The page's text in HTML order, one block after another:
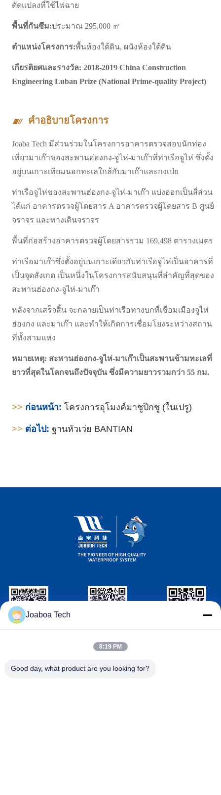
ดัดแปลงที่ใช้ไฟฉาย
พื้นที่กันซึม:ประมาณ 295,000 ㎡
ตำแหน่งโครงการ:พื้นห้องใต้ดิน, ผนังห้องใต้ดิน
เกียรติยศและรางวัล: 2018-2019 China Construction
Engineering Luban Prize (National Prime-quality Project)
คำอธิบายโครงการ
Joaba Tech มีส่วนร่วมในโครงการอาคารตรวจสอบนักท่อง
เที่ยวมาเก๊าของสะพานฮ่องกง-จูไห่-มาเก๊าที่ท่าเรือจูไห่ ซึ่งตั้ง
อยู่บนเกาะเทียมนอกทะเลใกล้กับมาเก๊าและกงเป่ย
ท่าเรือจูไห่ของสะพานฮ่องกง-จูไห่-มาเก๊า แบ่งออกเป็นสี่ส่วน
ได้แก่ อาคารตรวจผู้โดยสาร A อาคารตรวจผู้โดยสาร B ศูนย์
จราจร และทางเดินจราจร
พื้นที่ก่อสร้างอาคารตรวจผู้โดยสารรวม 169,498 ตารางเมตร
ท่าเรือมาเก๊าซึ่งตั้งอยู่บนเกาะเดียวกับท่าเรือจูไห่เป็นอาคารที่
เป็นจุดสังเกต เป็นหนึ่งในโครงการสนับสนุนที่สำคัญที่สุดของ
สะพานฮ่องกง-จูไห่-มาเก๊า
หลังจากเสร็จสิ้น จะกลายเป็นท่าเรือทางบกที่เชื่อมเมืองจูไห่
ฮ่องกง และมาเก๊า และทำให้เกิดการเชื่อมโยงระหว่างสถาน
ที่ทั้งสามแห่ง
หมายเหตุ: สะพานฮ่องกง-จูไห่-มาเก๊าเป็นสะพานข้ามทะเลที่
ยาวที่สุดในโลกจนถึงปัจจุบัน ซึ่งมีความยาวรวมกว่า 55 กม.
>> ก่อนหน้า: โครงการอุโมงค์มาชูปิกชู (ในเปรู)
>> ต่อไป: ฐานหัวเว่ย BANTIAN
ติดต่อเรา
Joaboa Tech
8:19 PM
Good day, what product are you looking for?